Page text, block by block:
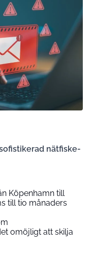
nätfiske-
Köpenhamn till
till tio månaders
omöjligt att skilja